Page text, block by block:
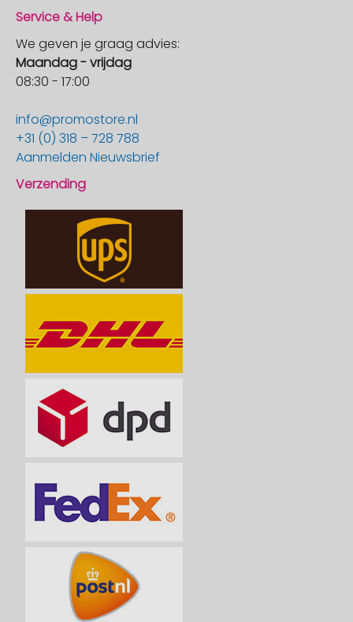
Service & Help
We geven je graag advies:
Maandag - vrijdag
08:30 - 17:00
info@promostore.nl
+31 (0) 318 – 728 788
Aanmelden Nieuwsbrief
Verzending